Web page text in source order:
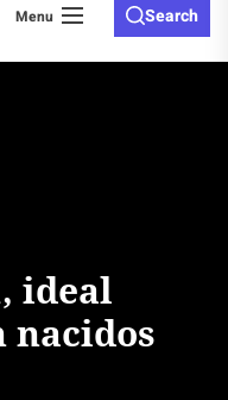
Menu Search
ideal
nacidos